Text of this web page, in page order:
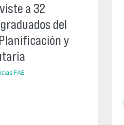
a 32
del
y
FAE